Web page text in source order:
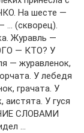
На шесте —
… (скворец).
Журавль —
— КТО? У
— журавленок,
У лебедя
грачата. У
аистята. У гуся
СЛОВАМИ
…